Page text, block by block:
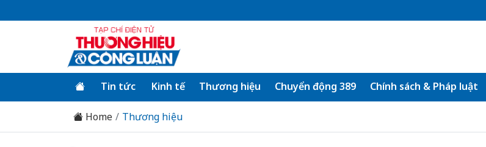
Tin tức Kinh tế Thương hiệu Chuyển động 389 Chính sách & Pháp luật
Home Thương hiệu